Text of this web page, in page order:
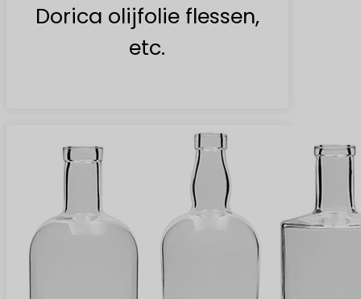
Dorica olijfolie flessen,
etc.